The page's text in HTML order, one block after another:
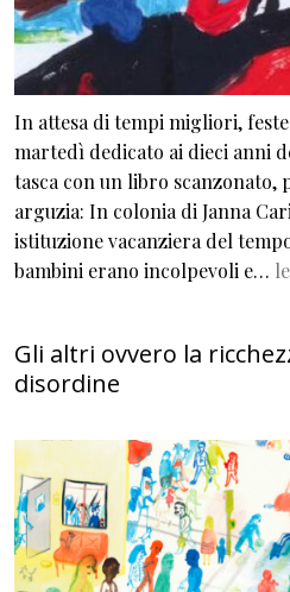
In attesa di tempi migliori,
martedì dedicato ai dieci anni
tasca con un libro scanzonato,
arguzia: In colonia di Janna
istituzione vacanziera del
bambini erano incolpevoli e…
Gli altri ovvero la
disordine